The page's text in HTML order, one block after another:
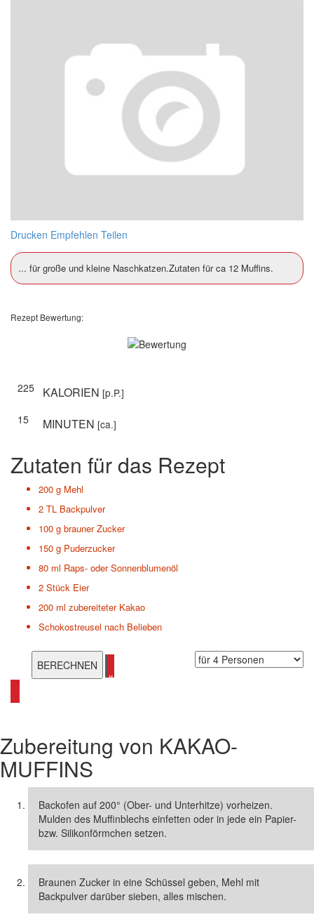
Drucken Empfehlen Teilen
... für große und kleine Naschkatzen.Zutaten für ca 12 Muffins.
Rezept Bewertung:
225 KALORIEN [p.P.]
15
MINUTEN [ca.]
Zutaten für das Rezept
200 g Mehl
2 TL Backpulver
100 g brauner Zucker
150 g Puderzucker
80 ml Raps- oder Sonnenblumenöl
2 Stück Eier
200 ml zubereiteter Kakao
Schokostreusel nach Belieben
alle Muffin-Rezepte ansehen
Zubereitung von KAKAO-
MUFFINS
Backofen auf 200° (Ober- und Unterhitze) vorheizen.
Mulden des Muffinblechs einfetten oder in jede ein Papier-
bzw. Silikonförmchen setzen.
Braunen Zucker in eine Schüssel geben, Mehl mit
Backpulver darüber sieben, alles mischen.